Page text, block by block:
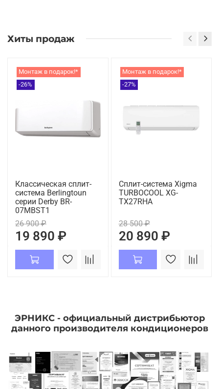
Хиты продаж
Монтаж в подарок!*
-26%
Классическая сплит-
система Berlingtoun
серии Derby BR-
07MBST1
26 900 ₽
19 890 ₽
Монтаж в подарок!*
-27%
Сплит-система Xigma
TURBOCOOL XG-
TX27RHA
28 500 ₽
20 890 ₽
ЭРНИКС - официальный дистрибьютор
данного производителя кондиционеров